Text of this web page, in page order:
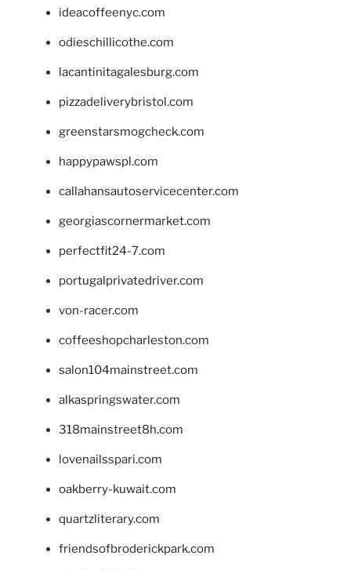
ideacoffeenyc.com
odieschillicothe.com
lacantinitagalesburg.com
pizzadeliverybristol.com
greenstarsmogcheck.com
happypawspl.com
callahansautoservicecenter.com
georgiascornermarket.com
perfectfit24-7.com
portugalprivatedriver.com
von-racer.com
coffeeshopcharleston.com
salon104mainstreet.com
alkaspringswater.com
318mainstreet8h.com
lovenailsspari.com
oakberry-kuwait.com
quartzliterary.com
friendsofbroderickpark.com